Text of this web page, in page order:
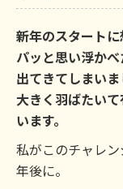
新年のスタート
パッと思い浮か
出てきてしまい
大きく羽ばたい
います。
私がこのチャレ
年後に。